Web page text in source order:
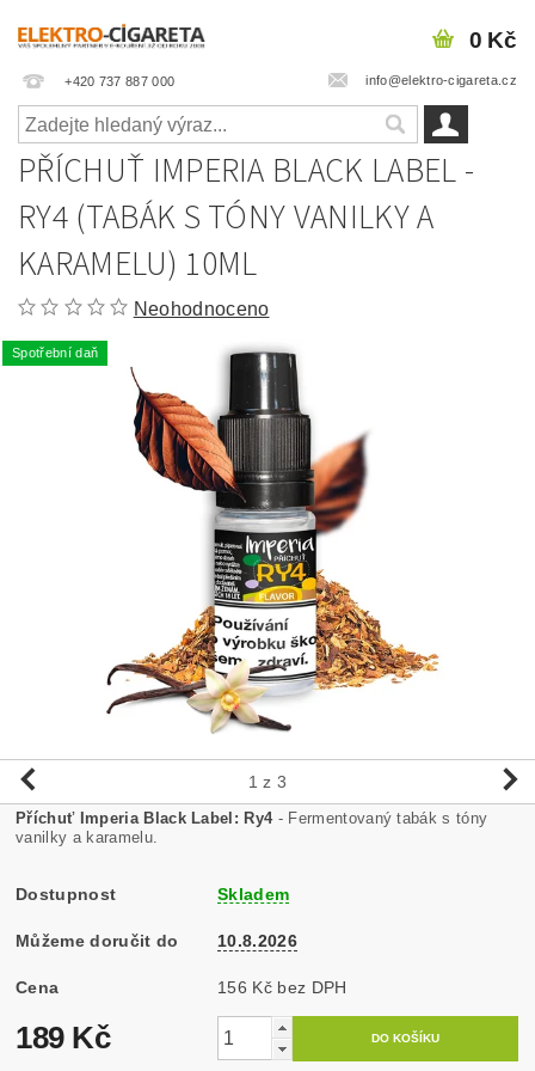
+420 737 887 000 info@elektro-cigareta.cz
0 Kč
PŘÍCHUŤ IMPERIA BLACK LABEL -
RY4 (TABÁK S TÓNY VANILKY A
KARAMELU) 10ML
Neohodnoceno
Spotřební daň
1 z 3
Příchuť Imperia Black Label: Ry4- Fermentovaný tabák s tóny
vanilky a karamelu.
Dostupnost Skladem
Můžeme doručit do 10.8.2026
Cena 156 Kč bez DPH
189 Kč